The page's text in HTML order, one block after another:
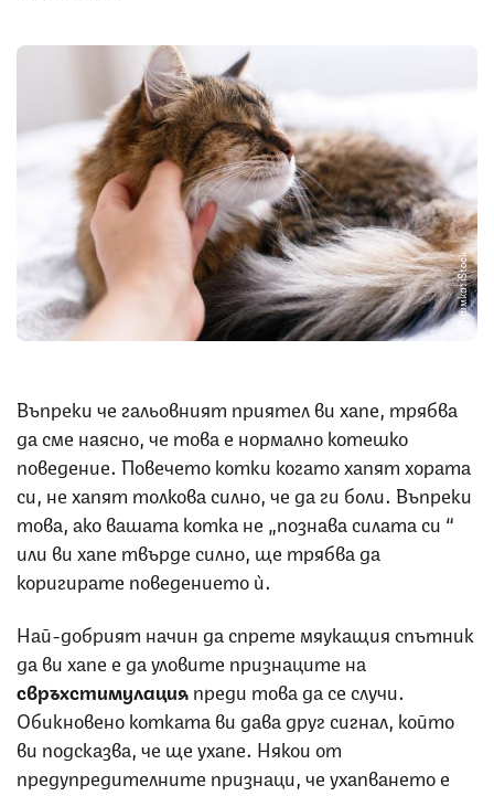
Снимка: iStock
Въпреки че гальовният приятел ви хапе, трябва
да сме наясно, че това е нормално котешко
поведение. Повечето котки когато хапят хората
си, не хапят толкова силно, че да ги боли. Въпреки
това, ако вашата котка не „познава силата си “
или ви хапе твърде силно, ще трябва да
коригирате поведението ѝ.
Най-добрият начин да спрете мяукащия спътник
да ви хапе е да уловите признаците на
свръхстимулацияпреди това да се случи.
Обикновено котката ви дава друг сигнал, който
ви подсказва, че ще ухапе. Някои от
предупредителните признаци, че ухапването е